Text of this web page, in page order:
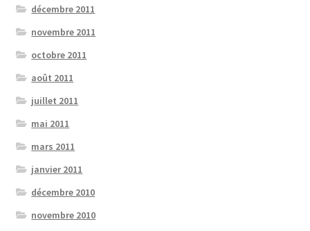
décembre 2011
novembre 2011
octobre 2011
août 2011
juillet 2011
mai 2011
mars 2011
janvier 2011
décembre 2010
novembre 2010